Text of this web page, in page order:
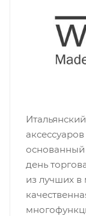
основанный
день
из лучших в